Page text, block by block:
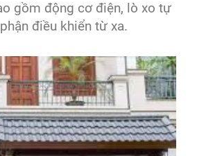
gồm động cơ điện, lò xo tự
điều khiển từ xa.